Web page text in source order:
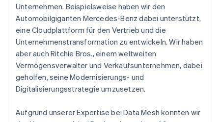
Unternehmen. Beispielsweise haben wir den
Automobilgiganten Mercedes-Benz dabei unterstützt,
eine Cloudplattform für den Vertrieb und die
Unternehmenstransformation zu entwickeln. Wir haben
aber auch Ritchie Bros., einem weltweiten
Vermögensverwalter und Verkaufsunternehmen, dabei
geholfen, seine Modernisierungs- und
Digitalisierungsstrategie umzusetzen.
Aufgrund unserer Expertise bei Data Mesh konnten wir